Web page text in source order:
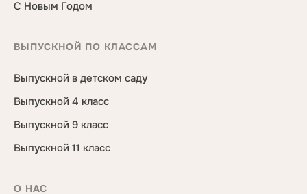
С Новым Годом
ВЫПУСКНОЙ ПО КЛАССАМ
Выпускной в детском саду
Выпускной 4 класс
Выпускной 9 класс
Выпускной 11 класс
О НАС